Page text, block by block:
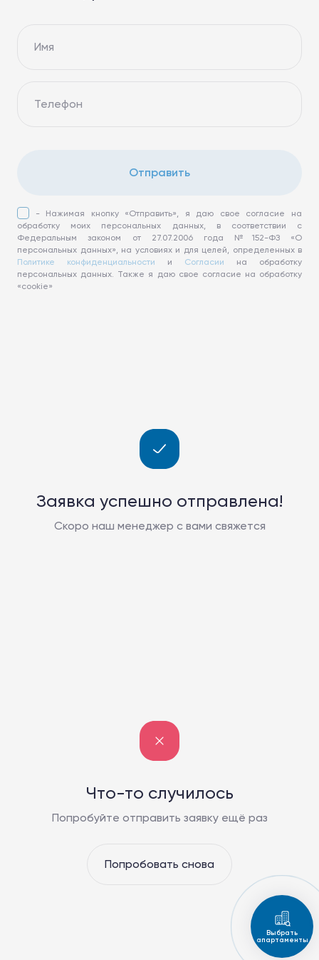
Имя
Телефон
Отправить
- Нажимая кнопку «Отправить», я даю свое согласие на
обработку моих персональных данных, в соответствии с
Федеральным законом от 27.07.2006 года №152-ФЗ «О
персональных данных», на условиях и для целей, определенных в
Политике конфиденциальности и Согласии на обработку
персональных данных. Также я даю свое согласие на обработку
«cookie»
Заявка успешно отправлена!
Скоро наш менеджер с вами свяжется
Что-то случилось
Попробуйте отправить заявку ещё раз
Попробовать снова
Выбрать
апартаменты